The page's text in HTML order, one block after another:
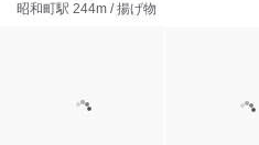
昭和町駅 244m / 揚げ物